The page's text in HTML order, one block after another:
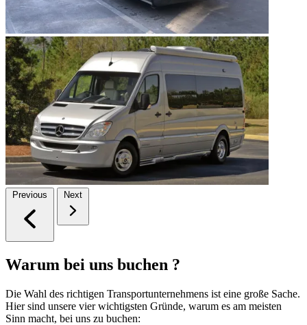
Previous Next
Warum bei uns buchen ?
Die Wahl des richtigen Transportunternehmens ist eine große Sache.
Hier sind unsere vier wichtigsten Gründe, warum es am meisten
Sinn macht, bei uns zu buchen: